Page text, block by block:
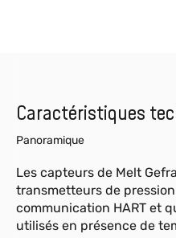
Caractéristiques
Panoramique
Les capteurs de Melt
transmetteurs de
communication HART et
utilisés en présence de